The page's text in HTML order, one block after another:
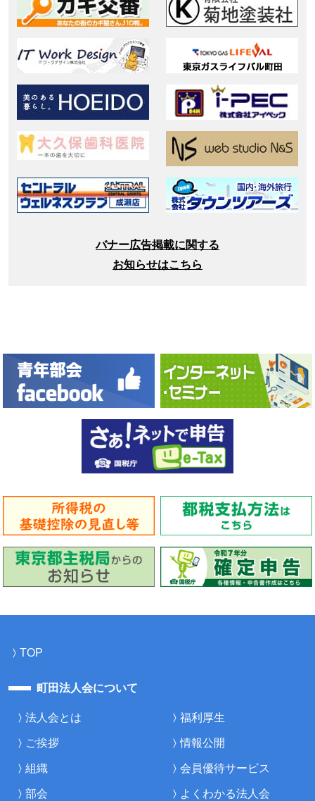
バナー広告掲載に関する
お知らせはこちら
TOP
町田法人会について
法人会とは
ご挨拶
組織
部会
福利厚生
情報公開
会員優待サービス
よくわかる法人会